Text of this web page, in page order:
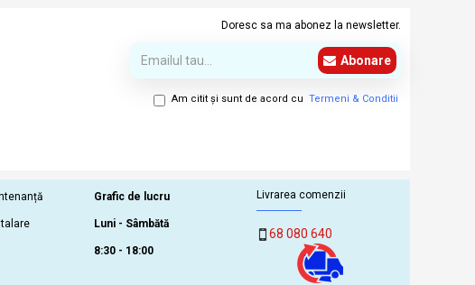
Doresc sa ma abonez la newsletter.
Abonare
Am citit şi sunt de acord cu Termeni & Conditii
Grafic de lucru
Luni - Sâmbătă
8:30 - 18:00
Livrarea comenzii
68 080 640